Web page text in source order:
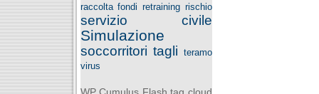
raccolta fondi retraining rischio
servizio civile
Simulazione
soccorritori tagli teramo
virus